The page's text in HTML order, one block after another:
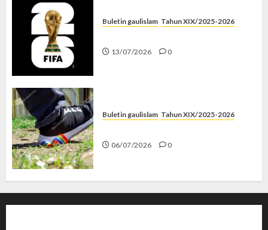
Buletin gaulislam Tahun XIX/2025-2026
13/07/2026 0
Buletin gaulislam Tahun XIX/2025-2026
06/07/2026 0